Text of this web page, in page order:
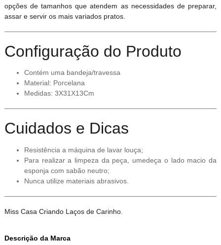
opções de tamanhos que atendem as necessidades de preparar,
assar e servir os mais variados pratos.
Configuração do Produto
Contém uma bandeja/travessa
Material: Porcelana
Medidas: 3X31X13Cm
Cuidados e Dicas
Resistência a máquina de lavar louça;
Para realizar a limpeza da peça, umedeça o lado macio da
esponja com sabão neutro;
Nunca utilize materiais abrasivos.
Miss Casa Criando Laços de Carinho.
Descrição da Marca